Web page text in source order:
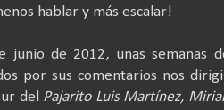
hablar y más escalar!
junio de 2012, unas semanas
por sus comentarios­­ nos
del Pajarito Luis Martínez,